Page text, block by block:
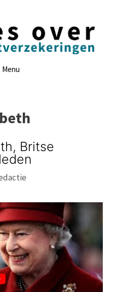
Menu
Britse